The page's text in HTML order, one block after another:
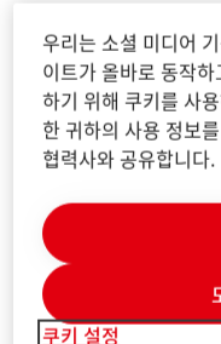
다른 컨슈머 사업 부문
에서 부정적인 흐름이
소를 기록했다.
지역 관점에서 보면, 컨
매출 성장을 달성했지
인 흐름을 보였다. 북
성장을 보였으며, 이
IMEA 지역은 유기적
역은 헤어 사업 부문이
우리는 소셜 미디어
이트가 올바로 동작
하기 위해 쿠키를 사
한 귀하의 사용 정보
협력사와 공유합니다.
쿠키 설정